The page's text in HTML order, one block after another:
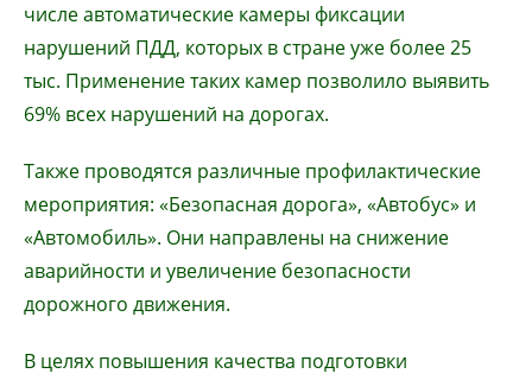
числе автоматические камеры фиксации
нарушений ПДД, которых в стране уже более 25
тыс. Применение таких камер позволило выявить
69% всех нарушений на дорогах.
Также проводятся различные профилактические
мероприятия: «Безопасная дорога», «Автобус» и
«Автомобиль». Они направлены на снижение
аварийности и увеличение безопасности
дорожного движения.
В целях повышения качества подготовки